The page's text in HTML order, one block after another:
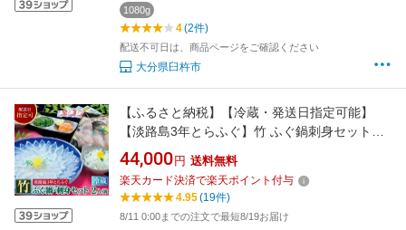
1080g
4(2件)
配送不可日は、商品ページをご確認ください
大分県臼杵市
【ふるさと納税】【冷蔵・発送日指定可能】
【淡路島3年とらふぐ】竹 ふぐ鍋刺身セット（2
人前）とらふぐ 鍋 ふぐちり てっちり ふぐ刺し
ふぐ刺身 てっさ ふぐセット ふぐ皮 湯引き ふぐ
ひれ 酒 産地直送 鮮魚 海鮮 海産物 魚 お取り寄
44,000円 送料無料
楽天カード決済で楽天ポイント付与
4.95(19件)
8/11 0:00までの注文で最短8/19お届け